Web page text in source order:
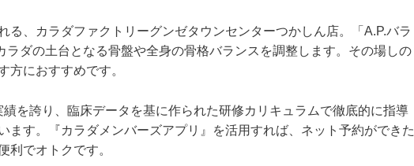
る、カラダファクトリーグンゼタウンセンターつかしん店。「A.P.バラ
ラダの土台となる骨盤や全身の骨格バランスを調整します。その場しの
方におすすめです。
を誇り、臨床データを基に作られた研修カリキュラムで徹底的に指導
ます。『カラダメンバーズアプリ』を活用すれば、ネット予約ができた
利でオトクです。